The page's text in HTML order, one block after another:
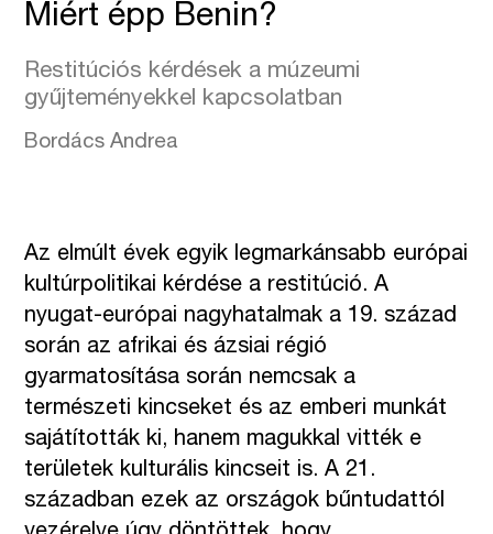
Miért épp Benin?
Restitúciós kérdések a múzeumi
gyűjteményekkel kapcsolatban
Bordács Andrea
Az elmúlt évek egyik legmarkánsabb európai
kultúrpolitikai kérdése a restitúció. A
nyugat-európai nagyhatalmak a 19. század
során az afrikai és ázsiai régió
gyarmatosítása során nemcsak a
természeti kincseket és az emberi munkát
sajátították ki, hanem magukkal vitték e
területek kulturális kincseit is. A 21.
században ezek az országok bűntudattól